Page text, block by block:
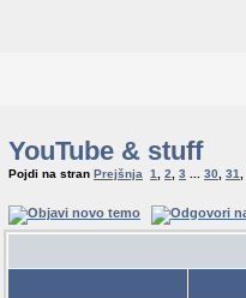
YouTube & stuff
Pojdi na stran Prejšnja 1 2 3 30 31